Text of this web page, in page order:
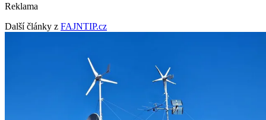
Reklama
Další články z FAJNTIP.cz